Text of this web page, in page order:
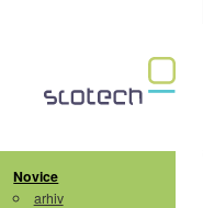
Novice
arhiv